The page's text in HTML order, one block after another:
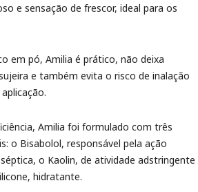
e sensação de frescor, ideal para os
em pó, Amilia é prático, não deixa
e também evita o risco de inalação
Amilia foi formulado com três
o Bisabolol, responsável pela ação
o Kaolin, de atividade adstringente
hidratante.